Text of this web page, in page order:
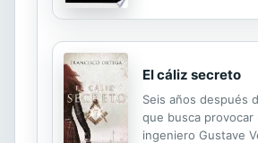
El cáliz secreto
Seis años después
que busca provocar
ingeniero Gustave